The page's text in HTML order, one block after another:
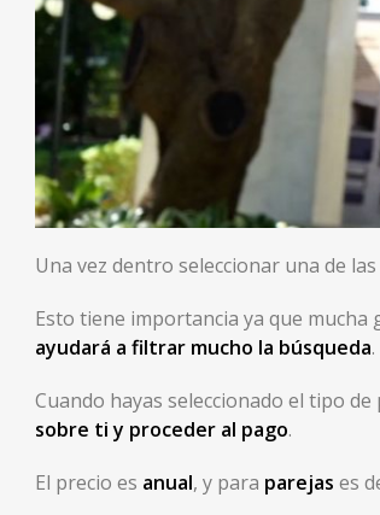
Una vez dentro seleccionar una de
Esto tiene importancia ya que
ayudará a filtrar mucho la búsqueda.
Cuando hayas seleccionado el tipo
sobre ti y proceder al pago.
El precio es anual, y para parejas es